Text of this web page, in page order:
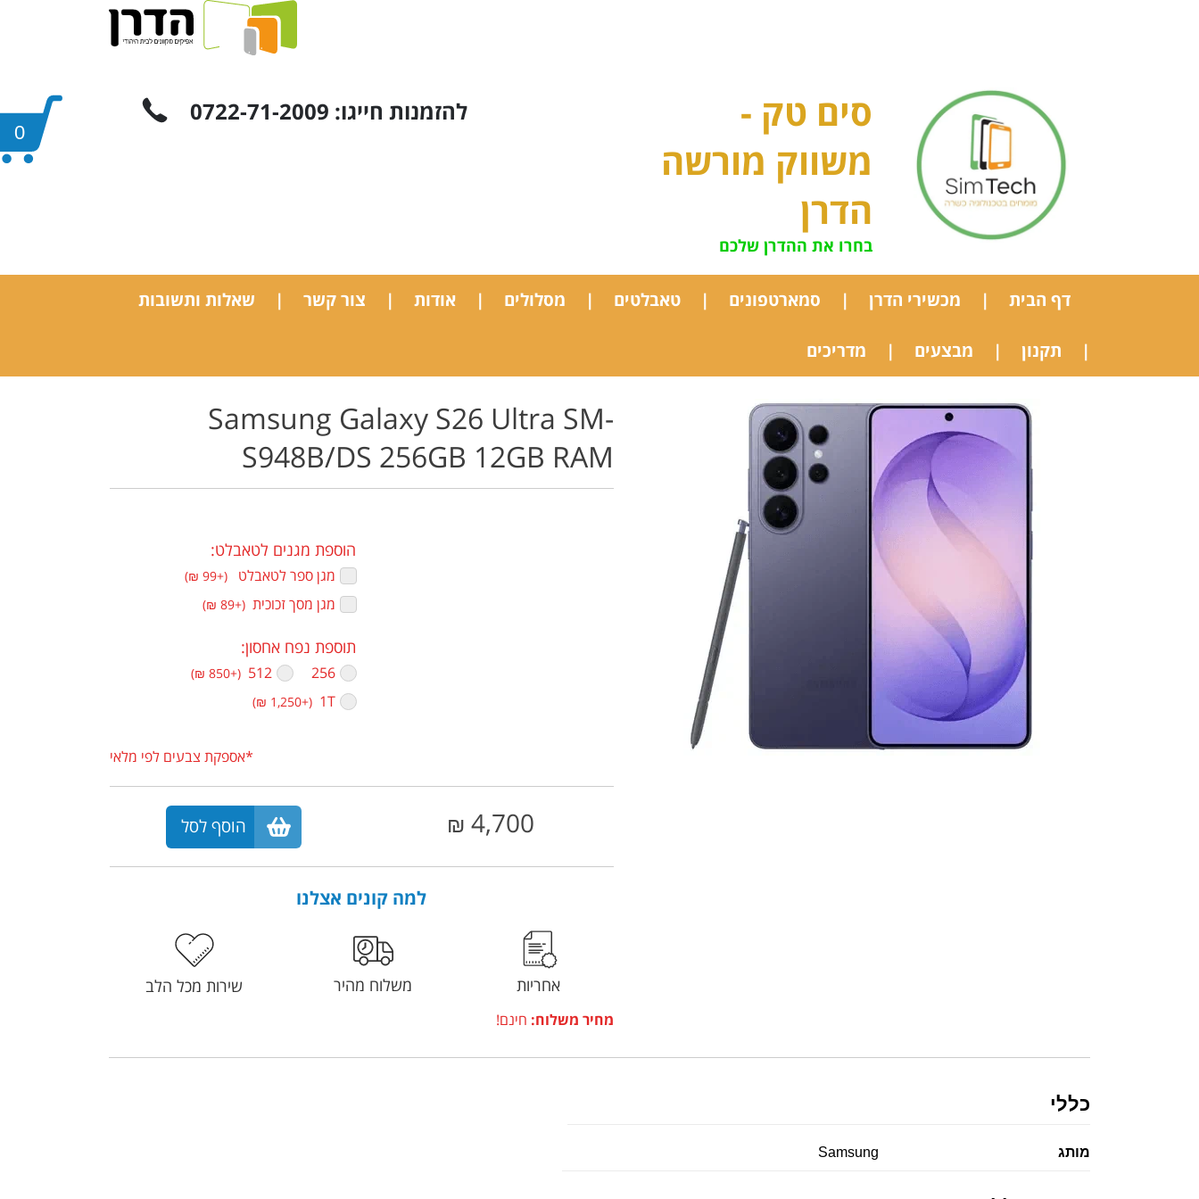
סים טק -
משווק מורשה
הדרן
בחרו את ההדרן שלכם
להזמנות חייגו: 0722-71-2009
דף הבית מכשירי הדרן סמארטפונים טאבלטים מסלולים אודות צור קשר שאלות ותשובות
תקנון מבצעים מדריכים
Samsung Galaxy S26 Ultra SM-
S948B/DS 256GB 12GB RAM
הוספת מגנים לטאבלט:
מגן ספר לטאבלט ‏ (+99 ₪)
מגן מסך זכוכית ‏ (+89 ₪)
תוספת נפח אחסון:
256
512 ‏
(+850 ₪)
1T ‏
(+1,250 ₪)
*אספקת צבעים לפי מלאי
4,700
₪ הוסף לסל
למה קונים אצלנו
אחריות משלוח מהיר
מחיר משלוח: חינם!
שירות מכל הלב
כללי
מותג Samsung
0